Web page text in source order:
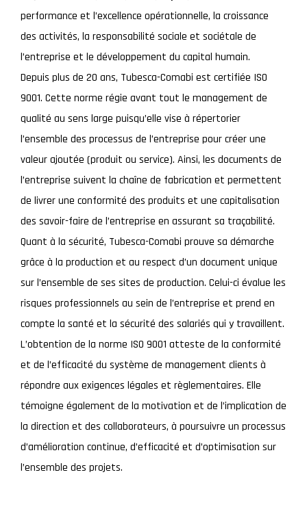
performance et l’excellence opérationnelle, la croissance
des activités, la responsabilité sociale et sociétale de
l’entreprise et le développement du capital humain.
Depuis plus de 20 ans, Tubesca-Comabi est certifiée ISO
9001. Cette norme régie avant tout le management de
qualité au sens large puisqu’elle vise à répertorier
l’ensemble des processus de l’entreprise pour créer une
valeur ajoutée (produit ou service). Ainsi, les documents de
l’entreprise suivent la chaîne de fabrication et permettent
de livrer une conformité des produits et une capitalisation
des savoir-faire de l’entreprise en assurant sa traçabilité.
Quant à la sécurité, Tubesca-Comabi prouve sa démarche
grâce à la production et au respect d’un document unique
sur l’ensemble de ses sites de production. Celui-ci évalue les
risques professionnels au sein de l’entreprise et prend en
compte la santé et la sécurité des salariés qui y travaillent.
L’obtention de la norme ISO 9001 atteste de la conformité
et de l’efficacité du système de management clients à
répondre aux exigences légales et règlementaires. Elle
témoigne également de la motivation et de l’implication de
la direction et des collaborateurs, à poursuivre un processus
d’amélioration continue, d’efficacité et d’optimisation sur
l’ensemble des projets.